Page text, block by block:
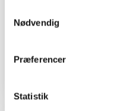
Nødvendig
Præferencer
Statistik
Alle kan bruge ideen
og gamle. Hvis du er
fag.